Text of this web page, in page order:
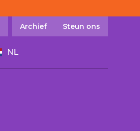
Archief Steun ons
NL